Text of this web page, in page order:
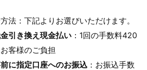
法：下記よりお選びいただけます。
引き換え現金払い ：1回の手数料420
客様のご負担
に指定口座へのお振込 ：お振込手数